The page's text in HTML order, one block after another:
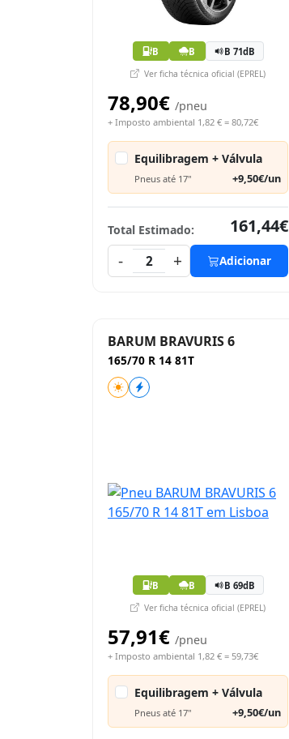
B B B 71dB
Ver ficha técnica oficial (EPREL)
78,90€ /pneu
+ Imposto ambiental 1,82 € = 80,72€
Equilibragem + Válvula
Pneus até 17" +9,50€/un
Total Estimado:
161,44€
-
2 + Adicionar
BARUM BRAVURIS 6
165/70 R 14 81T
B B B 69dB
Ver ficha técnica oficial (EPREL)
57,91€ /pneu
+ Imposto ambiental 1,82 € = 59,73€
Equilibragem + Válvula
Pneus até 17" +9,50€/un